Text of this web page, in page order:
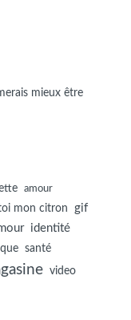
mieux être
amour
mon citron
gif
identité
santé
video